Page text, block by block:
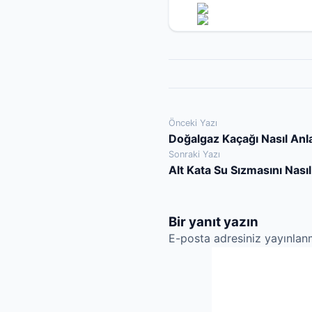
Yazı
gezinmesi
Önceki Yazı
Doğalgaz Kaçağı Nasıl
Sonraki Yazı
Alt Kata Su Sızmasını
Bir yanıt yazın
E-posta adresiniz